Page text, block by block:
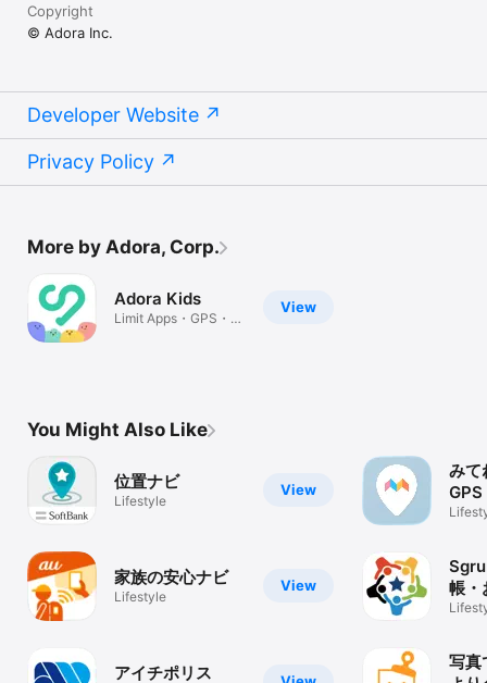
Copyright
© Adora Inc.
Developer Website
Privacy Policy
More by Adora, Corp.
View
Adora Kids
Limit Apps・GPS・
You Might Also Like
View
位置ナビ
Lifestyle
View
家族の安心ナビ
Lifestyle
アイチポリス
みて
GPS
帳・
ジュ
写真